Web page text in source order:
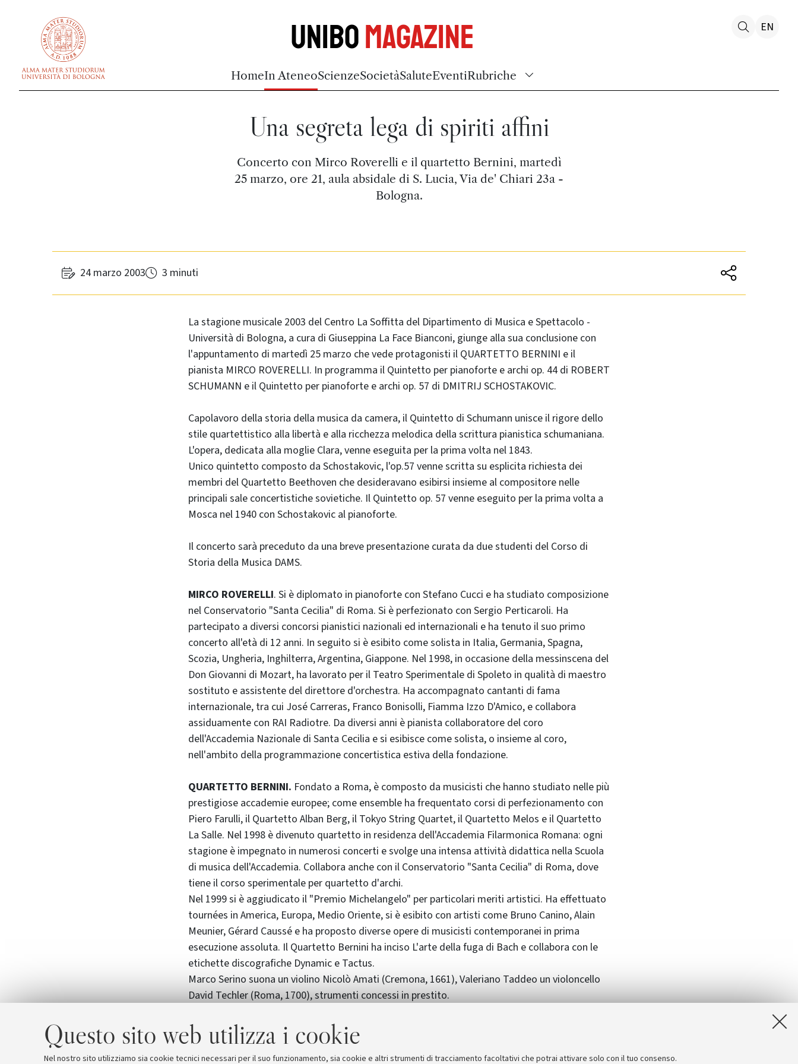
Questo sito web utilizza i cookie
Nel nostro sito utilizziamo sia cookie tecnici necessari per il suo funzionamento, sia cookie e altri strumenti di tracciamento facoltativi che potrai attivare solo con il tuo consenso.
UniboMagazine
HomeIn AteneoScienzeSocietàSaluteEventiRubriche
EN
Una segreta lega di spiriti affini
Concerto con Mirco Roverelli e il quartetto Bernini, martedì
25 marzo, ore 21, aula absidale di S. Lucia, Via de' Chiari 23a -
Bologna.
24 marzo 2003 3 minuti
La stagione musicale 2003 del Centro La Soffitta del Dipartimento di Musica e Spettacolo -
Università di Bologna, a cura di Giuseppina La Face Bianconi, giunge alla sua conclusione con
l'appuntamento di martedì 25 marzo che vede protagonisti il QUARTETTO BERNINI e il
pianista MIRCO ROVERELLI. In programma il Quintetto per pianoforte e archi op. 44 di ROBERT
SCHUMANN e il Quintetto per pianoforte e archi op. 57 di DMITRIJ SCHOSTAKOVIC.
Capolavoro della storia della musica da camera, il Quintetto di Schumann unisce il rigore dello
stile quartettistico alla libertà e alla ricchezza melodica della scrittura pianistica schumaniana.
L'opera, dedicata alla moglie Clara, venne eseguita per la prima volta nel 1843.
Unico quintetto composto da Schostakovic, l'op.57 venne scritta su esplicita richiesta dei
membri del Quartetto Beethoven che desideravano esibirsi insieme al compositore nelle
principali sale concertistiche sovietiche. Il Quintetto op. 57 venne eseguito per la prima volta a
Mosca nel 1940 con Schostakovic al pianoforte.
Il concerto sarà preceduto da una breve presentazione curata da due studenti del Corso di
Storia della Musica DAMS.
MIRCO ROVERELLI. Si è diplomato in pianoforte con Stefano Cucci e ha studiato composizione
nel Conservatorio "Santa Cecilia" di Roma. Si è perfezionato con Sergio Perticaroli. Ha
partecipato a diversi concorsi pianistici nazionali ed internazionali e ha tenuto il suo primo
concerto all'età di 12 anni. In seguito si è esibito come solista in Italia, Germania, Spagna,
Scozia, Ungheria, Inghilterra, Argentina, Giappone. Nel 1998, in occasione della messinscena del
Don Giovanni di Mozart, ha lavorato per il Teatro Sperimentale di Spoleto in qualità di maestro
sostituto e assistente del direttore d'orchestra. Ha accompagnato cantanti di fama
internazionale, tra cui José Carreras, Franco Bonisolli, Fiamma Izzo D'Amico, e collabora
assiduamente con RAI Radiotre. Da diversi anni è pianista collaboratore del coro
dell'Accademia Nazionale di Santa Cecilia e si esibisce come solista, o insieme al coro,
nell'ambito della programmazione concertistica estiva della fondazione.
QUARTETTO BERNINI. Fondato a Roma, è composto da musicisti che hanno studiato nelle più
prestigiose accademie europee; come ensemble ha frequentato corsi di perfezionamento con
Piero Farulli, il Quartetto Alban Berg, il Tokyo String Quartet, il Quartetto Melos e il Quartetto
La Salle. Nel 1998 è divenuto quartetto in residenza dell'Accademia Filarmonica Romana: ogni
stagione è impegnato in numerosi concerti e svolge una intensa attività didattica nella Scuola
di musica dell'Accademia. Collabora anche con il Conservatorio "Santa Cecilia" di Roma, dove
tiene il corso sperimentale per quartetto d'archi.
Nel 1999 si è aggiudicato il "Premio Michelangelo" per particolari meriti artistici. Ha effettuato
tournées in America, Europa, Medio Oriente, si è esibito con artisti come Bruno Canino, Alain
Meunier, Gérard Caussé e ha proposto diverse opere di musicisti contemporanei in prima
esecuzione assoluta. Il Quartetto Bernini ha inciso L'arte della fuga di Bach e collabora con le
etichette discografiche Dynamic e Tactus.
Marco Serino suona un violino Nicolò Amati (Cremona, 1661), Valeriano Taddeo un violoncello
David Techler (Roma, 1700), strumenti concessi in prestito.
Per informazioni: Dipartimento di Musica e Spettacolo - Centro La Soffitta
tel.051.2092018 - 21 fax 051.2092017
soffitta@muspe.unibo.it-ufficiostampa@muspe.unibo.it-www.muspe.unibo.it/soffitta